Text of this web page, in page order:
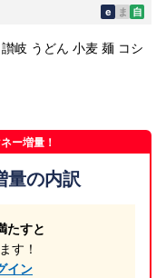
e ま 自
岐 うどん 小麦 麺 コシ
ー増量！
量の内訳
たすと
す！
イン